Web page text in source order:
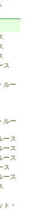
ス
ルー
ルー
ース
ース
ース
ス
ース
ト・